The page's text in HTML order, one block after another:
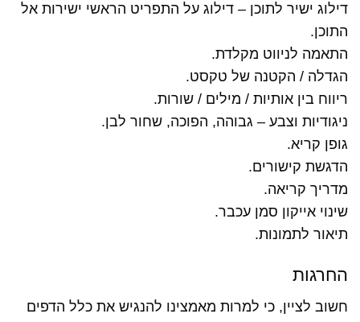
דילוג ישיר לתוכן – דילוג על התפריט הראשי ישירות אל
התוכן.
התאמה לניווט מקלדת.
הגדלה / הקטנה של טקסט.
ריווח בין אותיות / מילים / שורות.
ניגודיות וצבע – גבוהה, הפוכה, שחור לבן.
גופן קריא.
הדגשת קישורים.
מדריך קריאה.
שינוי אייקון סמן עכבר.
תיאור לתמונות.
החרגות
חשוב לציין, כי למרות מאמצינו להנגיש את כלל הדפים